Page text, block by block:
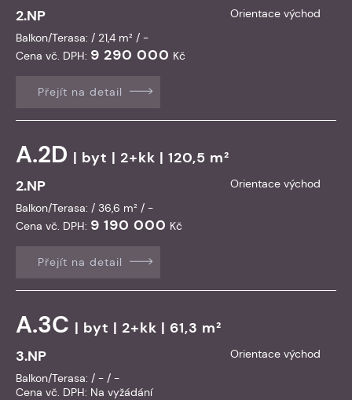
2.NP
Orientace východ
Balkon/Terasa: / 21,4 m² / -
Cena vč. DPH: 9 290 000 Kč
Přejít na detail
A.2D | byt | 2+kk | 120,5 m²
2.NP
Orientace východ
Balkon/Terasa: / 36,6 m² / -
Cena vč. DPH: 9 190 000 Kč
Přejít na detail
A.3C | byt | 2+kk | 61,3 m²
3.NP
Orientace východ
Balkon/Terasa: / - / -
Cena vč. DPH: Na vyžádání